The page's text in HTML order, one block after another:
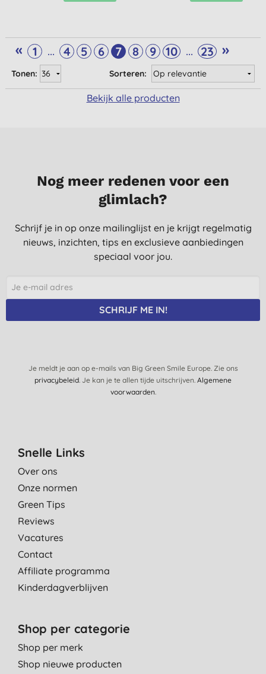
« 1 ... 4 5 6 7 8 9 10 ... 23 »
Sorteren:
Tonen:
Bekijk alle producten
Nog meer redenen voor een
glimlach?
Schrijf je in op onze mailinglijst en je krijgt regelmatig
nieuws, inzichten, tips en exclusieve aanbiedingen
speciaal voor jou.
SCHRIJF ME IN!
Je meldt je aan op e-mails van Big Green Smile Europe. Zie ons
privacybeleid. Je kan je te allen tijde uitschrijven. Algemene
voorwaarden.
Snelle Links
Over ons
Onze normen
Green Tips
Reviews
Vacatures
Contact
Affiliate programma
Kinderdagverblijven
Shop per categorie
Shop per merk
Shop nieuwe producten